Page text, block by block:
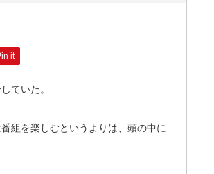
it
ていた。
組を楽しむというよりは、頭の中に